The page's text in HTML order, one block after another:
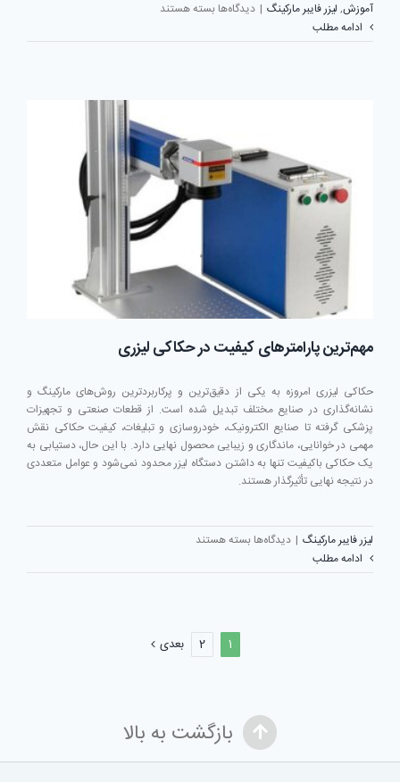
آموزش, لیزر فایبر مارکینگ | دیدگاه‌ها برای
سورس
مارکینگ؛
قلب
تپنده
سیستم
بسته هستند
ادامه مطلب
مهم‌ترین پارامترهای کیفیت در حکاکی لیزری
حکاکی لیزری امروزه به یکی از دقیق‌ترین و پرکاربردترین روش‌های مارکینگ و
نشانه‌گذاری در صنایع مختلف تبدیل شده است. از قطعات صنعتی و تجهیزات
پزشکی گرفته تا صنایع الکترونیک، خودروسازی و تبلیغات، کیفیت حکاکی نقش
مهمی در خوانایی، ماندگاری و زیبایی محصول نهایی دارد. با این حال، دستیابی به
یک حکاکی باکیفیت تنها به داشتن دستگاه لیزر محدود نمی‌شود و عوامل متعددی
در نتیجه نهایی تأثیرگذار هستند.
لیزر فایبر مارکینگ | دیدگاه‌ها برای
پارامترهای
حکاکی
لیزری
بسته هستند
ادامه مطلب
1
2 بعدی
بازگشت به بالا